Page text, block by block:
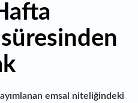
emsal niteliğindeki